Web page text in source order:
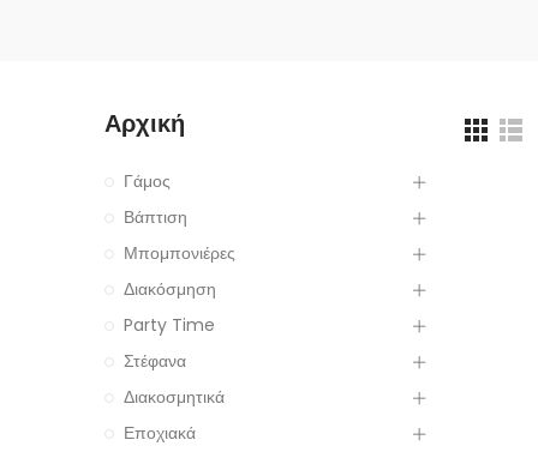
Αρχική
Γάμος
Βάπτιση
Μπομπονιέρες
Διακόσμηση
Party Time
Στέφανα
Διακοσμητικά
Εποχιακά